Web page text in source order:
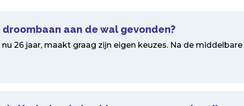
droombaan aan de wal gevonden?
26 jaar, maakt graag zijn eigen keuzes. Na de